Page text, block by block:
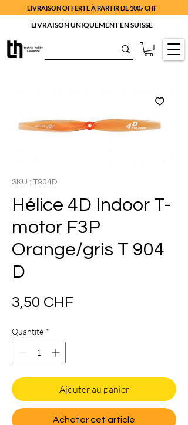
LIVRAISON OFFERTE À PARTIR DE 100.- CHF
LIVRAISON UNIQUEMENT EN SUISSE
SKU : T904D
Hélice 4D Indoor T-
motor F3P
Orange/gris T 904
D
3,50 CHFPrix
Quantité *
Ajouter au panier
Acheter cet article